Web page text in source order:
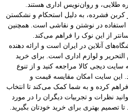
طلایی، و روان‌نویس اداری هستند.
کربن فشرده، به دلیل استحکام و نشکستن
استفاده در نوشتن و نقاشی است. همچنین
از این نوک را فراهم می‌کند.
آنلاین در ایران است و ارائه دهنده
و لوازم اداری است. برای خرید
دیجی کالا مراجعه کنید و از تنوع
این سایت امکان مقایسه قیمت و
کرده و به شما کمک می‌کند تا انتخاب
نظرات و تجربیات دیگران را در مورد
تصمیم بهتری برای خرید خودتان بگیرید.